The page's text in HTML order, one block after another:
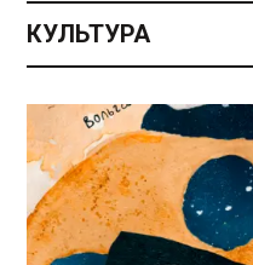
КУЛЬТУРА